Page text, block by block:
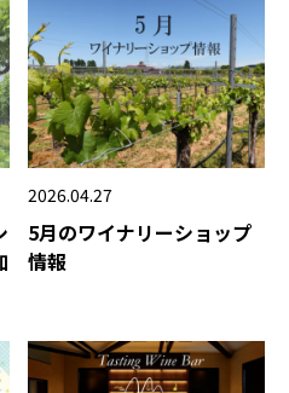
2026.04.27
5月のワイナリーショップ
情報